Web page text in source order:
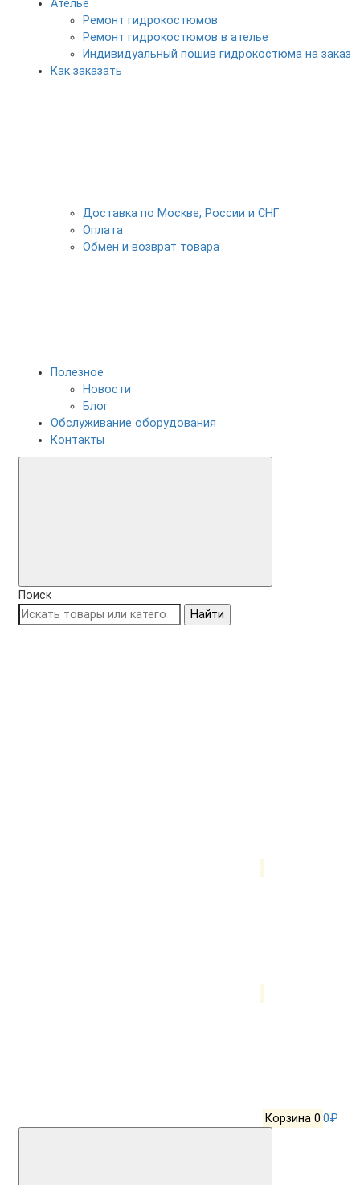
Ателье
Ремонт гидрокостюмов
Ремонт гидрокостюмов в ателье
Индивидуальный пошив гидрокостюма на заказ
Как заказать
Доставка по Москве, России и СНГ
Оплата
Обмен и возврат товара
Полезное
Новости
Блог
Обслуживание оборудования
Контакты
Поиск
Найти
Корзина 0 0₽